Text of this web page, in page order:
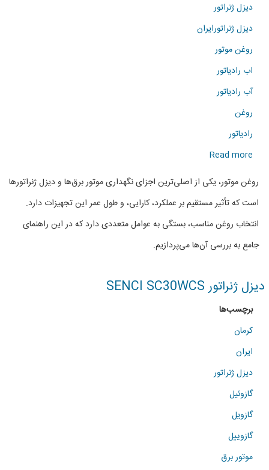
دیزل ژنراتور
دیزل ژنراتورایران
روغن موتور
اب رادیاتور
آب رادیاتور
روغن
رادیاتور
Read more
about
راهنمای
انتخاب
روغن
موتور
برای
روغن موتور، یکی از اصلی‌ترین اجزای نگهداری موتور برق‌ها و دیزل ژنراتورها
است که تأثیر مستقیم بر عملکرد، کارایی، و طول عمر این تجهیزات دارد.
انتخاب روغن مناسب، بستگی به عوامل متعددی دارد که در این راهنمای
جامع به بررسی آن‌ها می‌پردازیم.
دیزل ژنراتور SENCI SC30WCS
برچسب‌ها
کرمان
ایران
دیزل ژنراتور
گازوئیل
گازویل
گازوییل
موتور برق